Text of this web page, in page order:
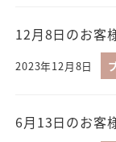
12月8日のお客
2023年12月8日
6月13日のお客